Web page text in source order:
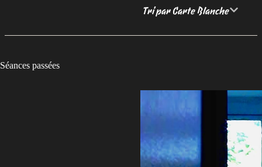
Tri par Carte Blanche
Séances passées